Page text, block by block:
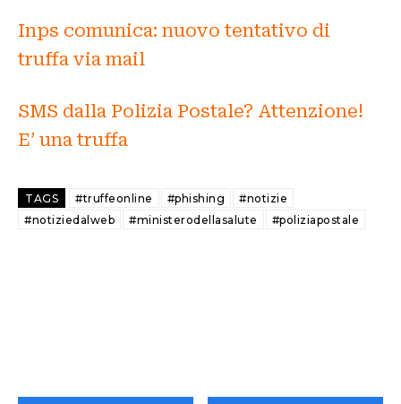
Inps comunica: nuovo tentativo di
truffa via mail
SMS dalla Polizia Postale? Attenzione!
E’ una truffa
TAGS #truffeonline #phishing
#notizie
#notiziedalweb
#ministerodellasalute #poliziapostale